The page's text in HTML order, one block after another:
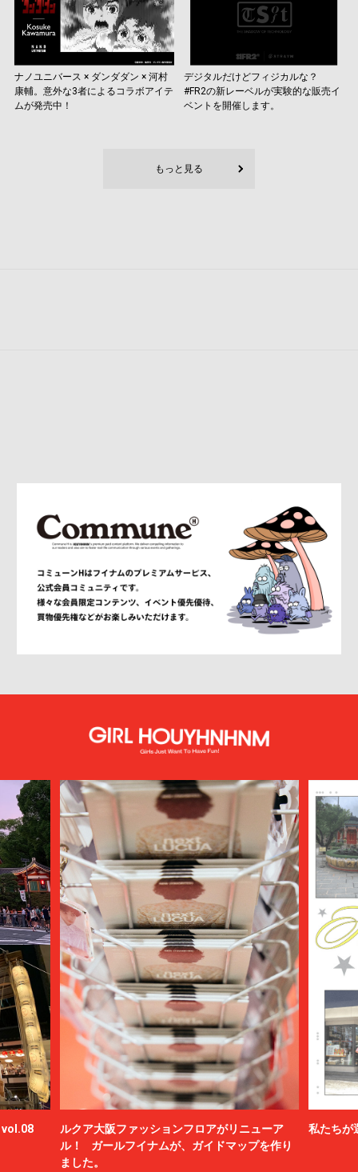
ナノユニバース × ダンダダン × 河村
康輔。意外な3者によるコラボアイテ
ムが発売中！
デジタルだけどフィジカルな？
#FR2の新レーベルが実験的な販売イ
ベントを開催します。
もっと見る
vol.08
ルクア大阪ファッションフロアがリニューア
ル！ ガールフイナムが、ガイドマップを作り
ました。
私たちが